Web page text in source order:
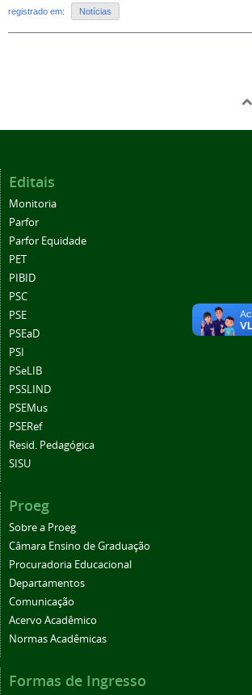
registrado em: Notícias
Editais
Monitoria
Parfor
Parfor Equidade
PET
PIBID
PSC
PSE
PSEaD
PSI
PSeLIB
PSSLIND
PSEMus
PSERef
Resid. Pedagógica
SISU
Proeg
Sobre a Proeg
Câmara Ensino de Graduação
Procuradoria Educacional
Departamentos
Comunicação
Acervo Acadêmico
Normas Acadêmicas
Formas de Ingresso